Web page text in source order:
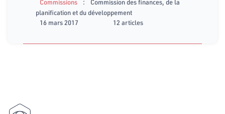
Commissions :
Commission des finances, de la
planification et du développement
16 mars 2017
12 articles